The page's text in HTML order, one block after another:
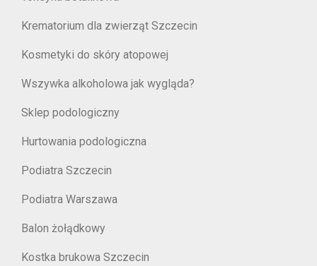
Krematorium dla zwierząt Szczecin
Kosmetyki do skóry atopowej
Wszywka alkoholowa jak wygląda?
Sklep podologiczny
Hurtowania podologiczna
Podiatra Szczecin
Podiatra Warszawa
Balon żołądkowy
Kostka brukowa Szczecin